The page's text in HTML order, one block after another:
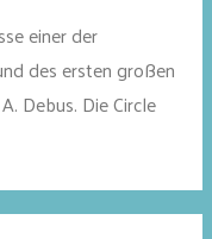
einer der
des ersten großen
Debus. Die Circle